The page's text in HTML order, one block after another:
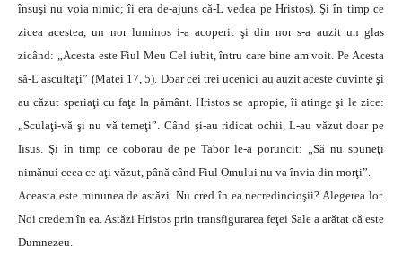
însuşi nu voia nimic; îi era de-ajuns că-L vedea pe Hristos). Şi în timp ce
zicea acestea, un nor luminos i-a acoperit şi din nor s-a auzit un glas
zicând: „Acesta este Fiul Meu Cel iubit, întru care bine am voit. Pe Acesta
să-L ascultaţi” (Matei 17, 5). Doar cei trei ucenici au auzit aceste cuvinte şi
au căzut speriaţi cu faţa la pământ. Hristos se apropie, îi atinge şi le zice:
„Sculaţi-vă şi nu vă temeţi”. Când şi-au ridicat ochii, L-au văzut doar pe
Iisus. Şi în timp ce coborau de pe Tabor le-a poruncit: „Să nu spuneţi
nimănui ceea ce aţi văzut, până când Fiul Omului nu va învia din morţi”.
Aceasta este minunea de astăzi. Nu cred în ea necredincioşii? Alegerea lor.
Noi credem în ea. Astăzi Hristos prin transfigurarea feţei Sale a arătat că este
Dumnezeu.